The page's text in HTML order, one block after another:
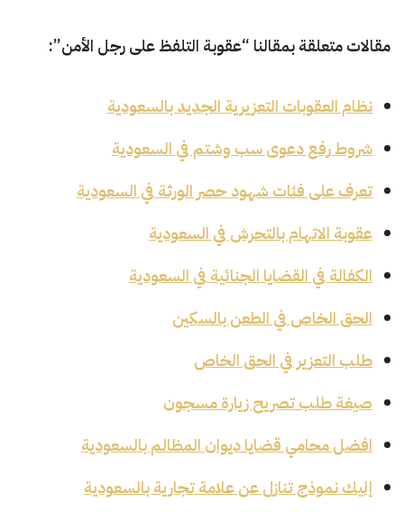
مقالات متعلقة بمقالنا “عقوبة التلفظ على رجل الأمن”:
نظام العقوبات التعزيرية الجديد بالسعودية
شروط رفع دعوى سب وشتم في السعودية
تعرف على فئات شهود حصر الورثة في السعودية
عقوبة الاتهام بالتحرش في السعودية
الكفالة في القضايا الجنائية في السعودية
الحق الخاص في الطعن بالسكين
طلب التعزير في الحق الخاص
صيغة طلب تصريح زيارة مسجون
افضل محامي قضايا ديوان المظالم بالسعودية
إليك نموذج تنازل عن علامة تجارية بالسعودية